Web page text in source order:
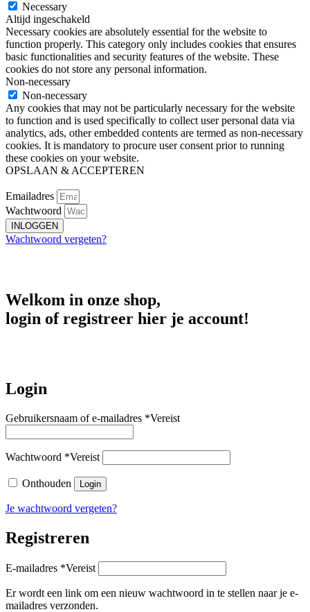
Necessary
Altijd ingeschakeld
Necessary cookies are absolutely essential for the website to
function properly. This category only includes cookies that ensures
basic functionalities and security features of the website. These
cookies do not store any personal information.
Non-necessary
Non-necessary
Any cookies that may not be particularly necessary for the website
to function and is used specifically to collect user personal data via
analytics, ads, other embedded contents are termed as non-necessary
cookies. It is mandatory to procure user consent prior to running
these cookies on your website.
OPSLAAN & ACCEPTEREN
Emailadres
Wachtwoord
INLOGGEN
Wachtwoord vergeten?
Welkom in onze shop,
login of registreer hier je account!
Login
Gebruikersnaam of e-mailadres *Vereist
Wachtwoord *Vereist
Onthouden Login
Je wachtwoord vergeten?
Registreren
E-mailadres *Vereist
Er wordt een link om een nieuw wachtwoord in te stellen naar je e-
mailadres verzonden.